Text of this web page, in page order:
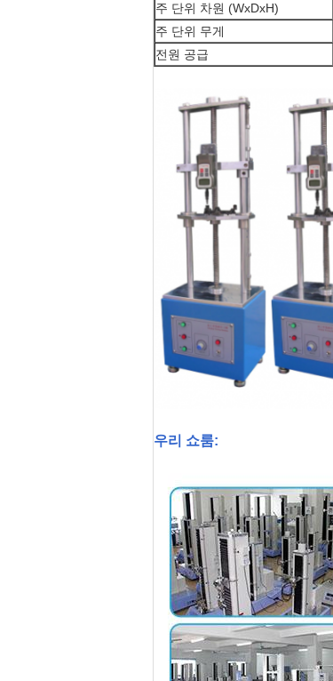
주 단위 차원 (WxDxH)
주 단위 무게
전원 공급
우리 쇼룸: